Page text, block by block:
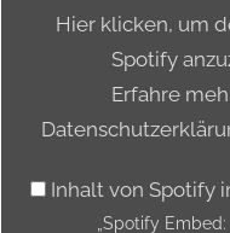
Spotify
Hier klicken, um
Spotify
Erfahre
Inhalt von Spotify
„Spotify